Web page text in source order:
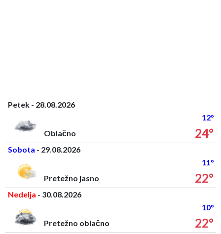
Petek - 28.08.2026
12°
Oblačno
24°
Sobota - 29.08.2026
11°
Pretežno jasno
22°
Nedelja - 30.08.2026
10°
Pretežno oblačno
22°